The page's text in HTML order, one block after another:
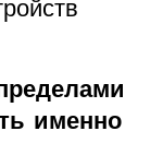
именно